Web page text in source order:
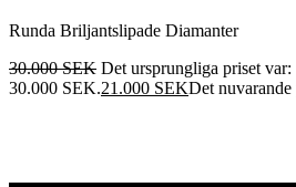
Runda Briljantslipade Diamanter
30.000SEK Det ursprungliga priset var:
30.000 SEK.21.000 SEKDet